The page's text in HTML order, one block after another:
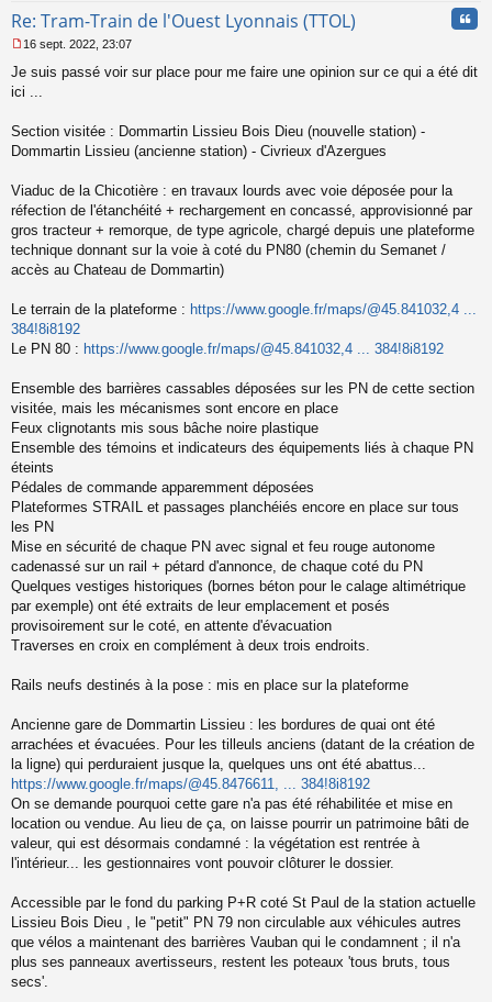
Re: Tram-Train de l'Ouest Lyonnais (TTOL)
e
s
g
e
o
n
u
16 sept. 2022, 23:07
Je suis passé voir sur place pour me faire une opinion sur ce qui a été dit
ici ...
Section visitée : Dommartin Lissieu Bois Dieu (nouvelle station) -
Dommartin Lissieu (ancienne station) - Civrieux d'Azergues
Viaduc de la Chicotière : en travaux lourds avec voie déposée pour la
réfection de l'étanchéité + rechargement en concassé, approvisionné par
gros tracteur + remorque, de type agricole, chargé depuis une plateforme
technique donnant sur la voie à coté du PN80 (chemin du Semanet /
accès au Chateau de Dommartin)
Le terrain de la plateforme : https://www.google.fr/maps/@45.841032,4 ...
384!8i8192
Le PN 80 : https://www.google.fr/maps/@45.841032,4 ... 384!8i8192
Ensemble des barrières cassables déposées sur les PN de cette section
visitée, mais les mécanismes sont encore en place
Feux clignotants mis sous bâche noire plastique
Ensemble des témoins et indicateurs des équipements liés à chaque PN
éteints
Pédales de commande apparemment déposées
Plateformes STRAIL et passages planchéiés encore en place sur tous
les PN
Mise en sécurité de chaque PN avec signal et feu rouge autonome
cadenassé sur un rail + pétard d'annonce, de chaque coté du PN
Quelques vestiges historiques (bornes béton pour le calage altimétrique
par exemple) ont été extraits de leur emplacement et posés
provisoirement sur le coté, en attente d'évacuation
Traverses en croix en complément à deux trois endroits.
Rails neufs destinés à la pose : mis en place sur la plateforme
Ancienne gare de Dommartin Lissieu : les bordures de quai ont été
arrachées et évacuées. Pour les tilleuls anciens (datant de la création de
la ligne) qui perduraient jusque la, quelques uns ont été abattus...
https://www.google.fr/maps/@45.8476611, ... 384!8i8192
On se demande pourquoi cette gare n'a pas été réhabilitée et mise en
location ou vendue. Au lieu de ça, on laisse pourrir un patrimoine bâti de
valeur, qui est désormais condamné : la végétation est rentrée à
l'intérieur... les gestionnaires vont pouvoir clôturer le dossier.
Accessible par le fond du parking P+R coté St Paul de la station actuelle
Lissieu Bois Dieu , le "petit" PN 79 non circulable aux véhicules autres
que vélos a maintenant des barrières Vauban qui le condamnent ; il n'a
plus ses panneaux avertisseurs, restent les poteaux 'tous bruts, tous
secs'.